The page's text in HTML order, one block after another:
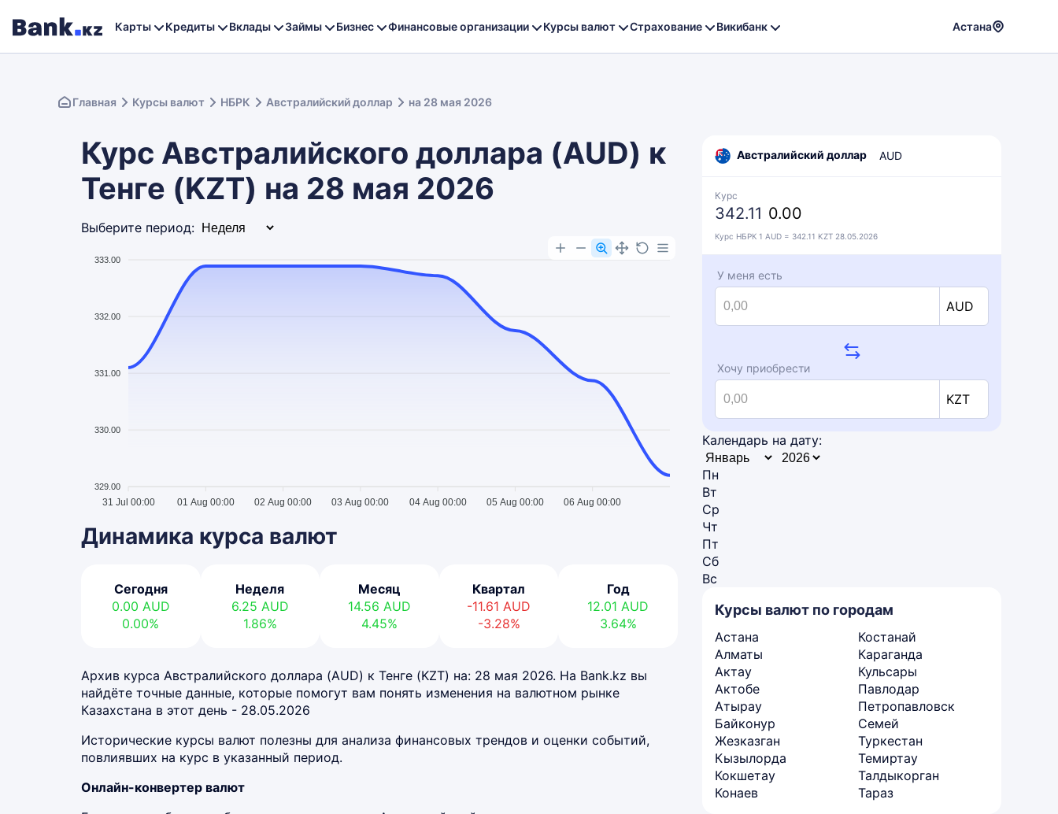
Карты Кредиты Вклады Займы Бизнес Финансовые организации Курсы валют Страхование Викибанк Астана
Главная Курсы валют НБРК Австралийский доллар на 28 мая 2026
Курс Австралийского доллара (AUD) к
Тенге (KZT) на 28 мая 2026
Выберите период:
333.00
332.00
331.00
330.00
329.00
31 Jul 00:00 01 Aug 00:00 02 Aug 00:00 03 Aug 00:00 04 Aug 00:00 05 Aug 00:00 06 Aug 00:00
Динамика курса валют
Сегодня
0.00 AUD
0.00%
Неделя
6.25 AUD
1.86%
Месяц
14.56 AUD
4.45%
Квартал
-11.61AUD
-3.28%
Год
12.01AUD
3.64%
Архив курса Австралийского доллара (AUD) к Тенге (KZT) на: 28 мая 2026. На Bank.kz вы
найдёте точные данные, которые помогут вам понять изменения на валютном рынке
Казахстана в этот день - 28.05.2026
Исторические курсы валют полезны для анализа финансовых трендов и оценки событий,
повлиявших на курс в указанный период.
Онлайн-конвертер валют
Австралийский доллар AUD
Курс
342.11 0.00
Курс НБРК 1 AUD = 342.11 KZT 28.05.2026
У меня есть
AUD
Хочу приобрести
KZT
Календарь на дату:
Пн
Вт
Ср
Чт
Пт
Сб
Вс
Курсы валют по городам
Астана
Алматы
Актау
Актобе
Атырау
Байконур
Жезказган
Кызылорда
Кокшетау
Конаев
Костанай
Караганда
Кульсары
Павлодар
Петропавловск
Семей
Туркестан
Темиртау
Талдыкорган
Тараз